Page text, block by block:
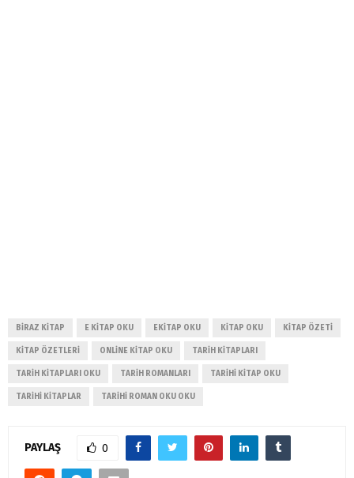
BIRAZ KITAP E KITAP OKU EKITAP OKU KITAP OKU KITAP ÖZETI
KITAP ÖZETLERI ONLINE KITAP OKU TARIH KITAPLARI
TARIH KITAPLARI OKU TARIH ROMANLARI TARIHI KITAP OKU
TARIHI KITAPLAR TARIHI ROMAN OKU OKU
PAYLAŞ 0